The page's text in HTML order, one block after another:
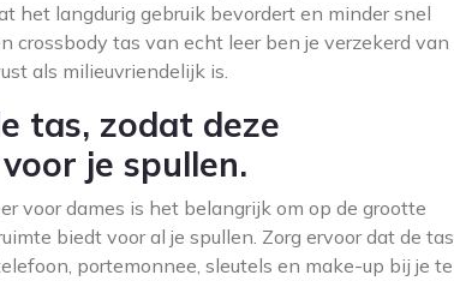
het langdurig gebruik bevordert en minder snel
crossbody tas van echt leer ben je verzekerd van
als milieuvriendelijk is.
tas, zodat deze
je spullen.
voor dames is het belangrijk om op de grootte
biedt voor al je spullen. Zorg ervoor dat de tas
portemonnee, sleutels en make-up bij je te